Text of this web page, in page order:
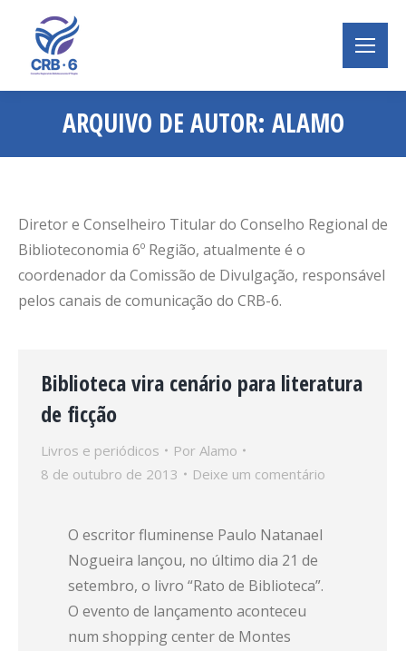
ARQUIVO DE AUTOR: ALAMO
Você está aqui:
Diretor e Conselheiro Titular do Conselho Regional de
Biblioteconomia 6º Região, atualmente é o
coordenador da Comissão de Divulgação, responsável
pelos canais de comunicação do CRB-6.
Biblioteca vira cenário para literatura
de ficção
Livros e periódicos Por Alamo
8 de outubro de 2013
Deixe um comentário
O escritor fluminense Paulo Natanael
Nogueira lançou, no último dia 21 de
setembro, o livro “Rato de Biblioteca”.
O evento de lançamento aconteceu
num shopping center de Montes